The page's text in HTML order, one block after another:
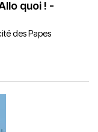
quoi ! -
des Papes